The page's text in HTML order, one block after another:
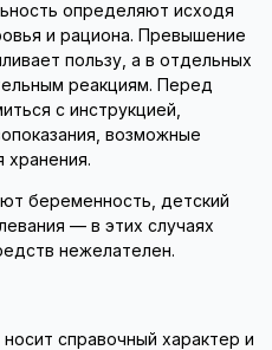
определяют исходя
и рациона. Превышение
пользу, а в отдельных
реакциям. Перед
с инструкцией,
возможные
хранения.
беременность, детский
— в этих случаях
нежелателен.
справочный характер и